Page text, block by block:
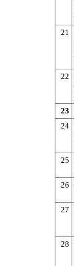
21
22
23
24
25
26
27
28